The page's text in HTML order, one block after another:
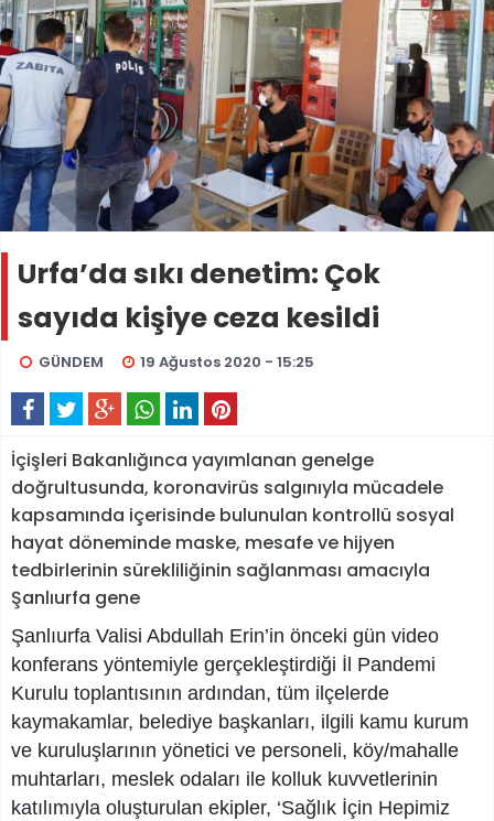
Urfa’da sıkı denetim: Çok
sayıda kişiye ceza kesildi
GÜNDEM 19 Ağustos 2020 - 15:25
İçişleri Bakanlığınca yayımlanan genelge
doğrultusunda, koronavirüs salgınıyla mücadele
kapsamında içerisinde bulunulan kontrollü sosyal
hayat döneminde maske, mesafe ve hijyen
tedbirlerinin sürekliliğinin sağlanması amacıyla
Şanlıurfa gene
Şanlıurfa Valisi Abdullah Erin’in önceki gün video
konferans yöntemiyle gerçekleştirdiği İl Pandemi
Kurulu toplantısının ardından, tüm ilçelerde
kaymakamlar, belediye başkanları, ilgili kamu kurum
ve kuruluşlarının yönetici ve personeli, köy/mahalle
muhtarları, meslek odaları ile kolluk kuvvetlerinin
katılımıyla oluşturulan ekipler, ‘Sağlık İçin Hepimiz